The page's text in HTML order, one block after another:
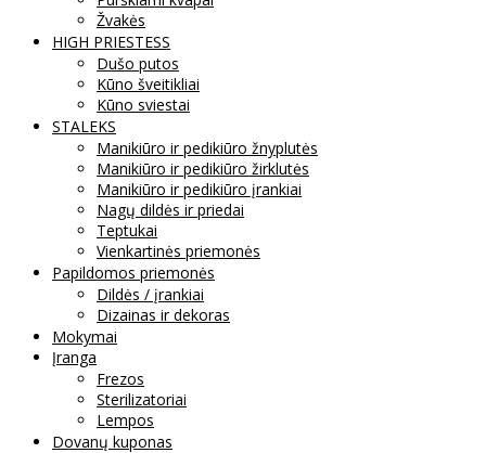
Žvakės
HIGH PRIESTESS
Dušo putos
Kūno šveitikliai
Kūno sviestai
STALEKS
Manikiūro ir pedikiūro žnyplutės
Manikiūro ir pedikiūro žirklutės
Manikiūro ir pedikiūro įrankiai
Nagų dildės ir priedai
Teptukai
Vienkartinės priemonės
Papildomos priemonės
Dildės / įrankiai
Dizainas ir dekoras
Mokymai
Įranga
Frezos
Sterilizatoriai
Lempos
Dovanų kuponas